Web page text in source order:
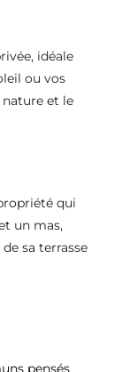
idéale
ou vos
et le
qui
un mas,
sa terrasse
pensés